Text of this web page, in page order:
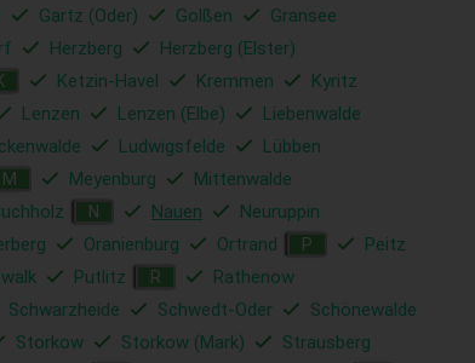
Gartz (Oder) Golßen
Gransee
Herzberg
Herzberg (Elster)
Ketzin-Havel Kremmen
Kyritz
Lenzen Lenzen (Elbe)
Liebenwalde
Ludwigsfelde
Lübben
M Meyenburg
Mittenwalde
N Nauen
Neuruppin
Oranienburg Ortrand P
Peitz
Putlitz R
Rathenow
Schwarzheide Schwedt-Oder
Schönewalde
Storkow Storkow (Mark) Strausberg